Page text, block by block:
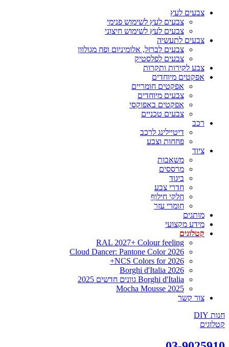
צבעים לעץ
צבעים לעץ לשימוש פנימי
צבעים לעץ לשימוש חיצוני
צבעים לתעשיה
צבעים לברזל, אלומיניום ופח מגולוון
צבעים לפלסטיק
צבע לקירות ותקרות
אפקטים מיוחדים
אפקטים חומריים
צבעים מיוחדים
אפקטים באפוקסי
צבעים טכניים
רכב
דיטיילינג לרכב
פחחות וצבע
ציוד
משאבות
מרססים
ביגוד
חדרי צבע
חלקי חילוף
חומרי עזר
מותגים
מידע מקצועי
קטלוגים
RAL 2027+ Colour feeling
Cloud Dancer: Pantone Color 2026
NCS Colors for 2026+
Borghi d'Italia 2026
Borghi d'Italia גוונים חדשים 2025
Mocha Mousse 2025
צור קשר
חנות DIY
קטלוגים